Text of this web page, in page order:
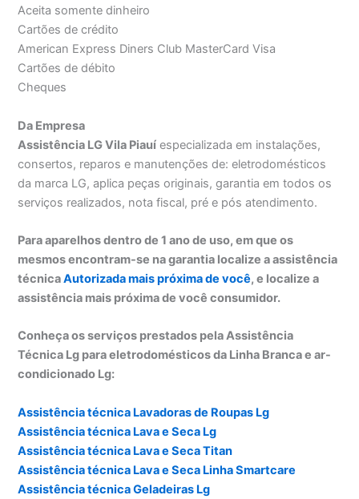
Aceita somente dinheiro
Cartões de crédito
American Express Diners Club MasterCard Visa
Cartões de débito
Cheques
Da Empresa
Assistência LG Vila Piauí especializada em instalações,
consertos, reparos e manutenções de: eletrodomésticos
da marca LG, aplica peças originais, garantia em todos os
serviços realizados, nota fiscal, pré e pós atendimento.
Para aparelhos dentro de 1 ano de uso, em que os
mesmos encontram-se na garantia localize a assistência
técnicaAutorizada mais próxima de você, e localize a
assistência mais próxima de você consumidor.
Conheça os serviços prestados pela Assistência
Técnica Lg para eletrodomésticos da Linha Branca e ar-
condicionado Lg:
Assistência técnica Lavadoras de Roupas Lg
Assistência técnica Lava e Seca Lg
Assistência técnica Lava e Seca Titan
Assistência técnica Lava e Seca Linha Smartcare
Assistência técnica Geladeiras Lg